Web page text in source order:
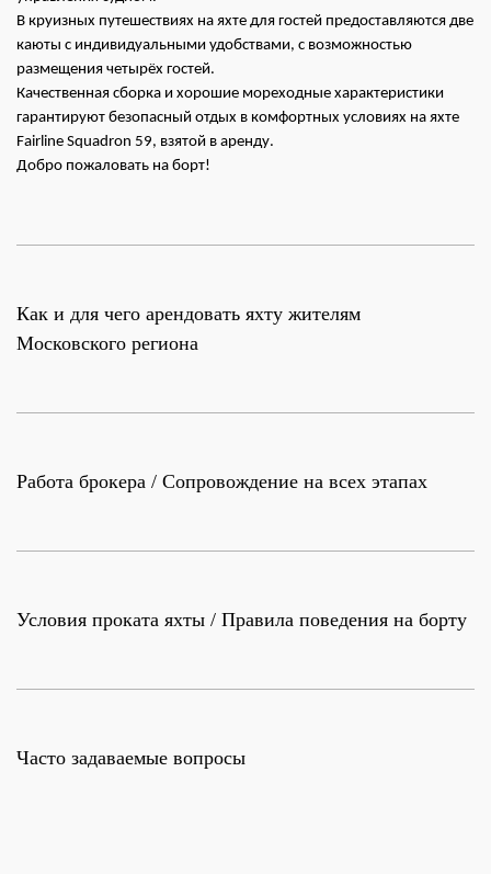
В круизных путешествиях на яхте для гостей предоставляются две
каюты с индивидуальными удобствами, с возможностью
размещения четырёх гостей.
Качественная сборка и хорошие мореходные характеристики
гарантируют безопасный отдых в комфортных условиях на яхте
Fairline Squadron 59, взятой в аренду.
Добро пожаловать на борт!
Как и для чего арендовать яхту жителям
Московского региона
Работа брокера / Сопровождение на всех этапах
Условия проката яхты / Правила поведения на борту
Часто задаваемые вопросы